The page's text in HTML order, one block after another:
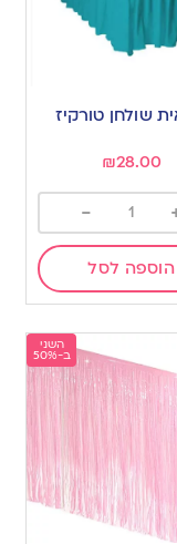
שולחן טורקיז
₪28.00
-
הוספה לסל
השני
ב-50%